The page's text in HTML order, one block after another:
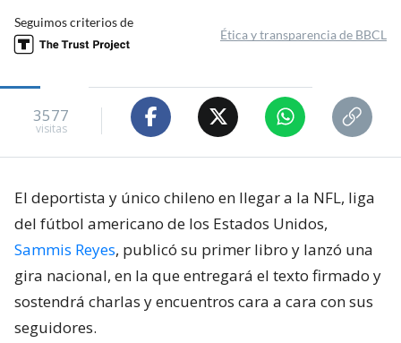
Seguimos criterios de
Ética y transparencia de BBCL
3577
visitas
El deportista y único chileno en llegar a la NFL, liga
del fútbol americano de los Estados Unidos,
Sammis Reyes, publicó su primer libro y lanzó una
gira nacional, en la que entregará el texto firmado y
sostendrá charlas y encuentros cara a cara con sus
seguidores.